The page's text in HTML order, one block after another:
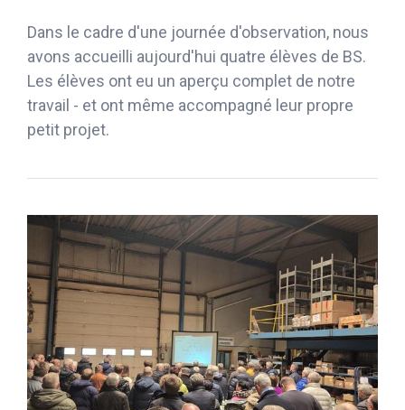
Dans le cadre d'une journée d'observation, nous
avons accueilli aujourd'hui quatre élèves de BS.
Les élèves ont eu un aperçu complet de notre
travail - et ont même accompagné leur propre
petit projet.